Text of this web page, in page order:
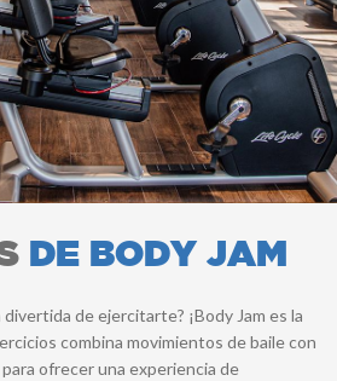
DE BODY JAM
de ejercitarte? ¡Body Jam es la
combina movimientos de baile con
ofrecer una experiencia de